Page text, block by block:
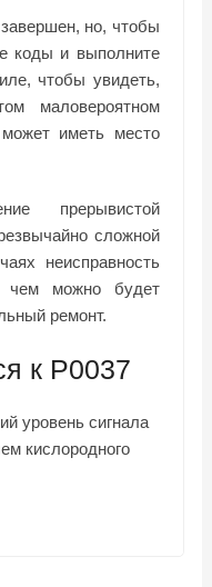
но, чтобы
коды и выполните
чтобы увидеть,
маловероятном
иметь место
прерывистой
сложной
неисправность
чем можно будет
ремонт.
к P0037
уровень сигнала
кислородного